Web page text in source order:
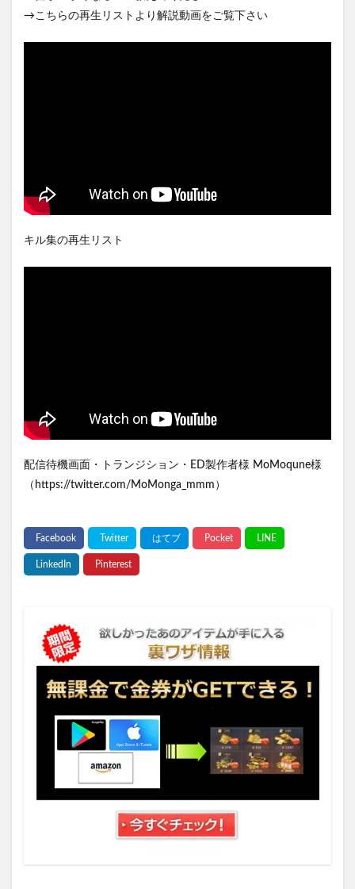
→こちらの再生リストより解説動画をご覧下さい
キル集の再生リスト
配信待機画面・トランジション・ED製作者様 MoMoqune様
（https://twitter.com/MoMonga_mmm）